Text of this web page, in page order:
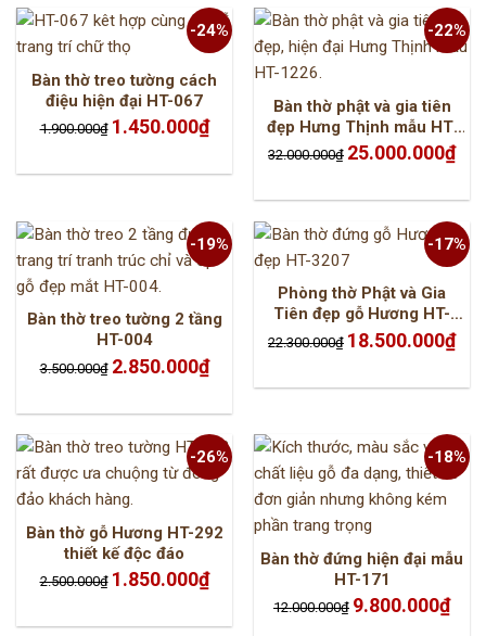
-24%
Bàn thờ treo tường cách
điệu hiện đại HT-067
1.900.000₫ Giá
gốc
1.450.000₫Giá
hiện
1.450.000₫.
-22%
Bàn thờ phật và gia tiên
đẹp Hưng Thịnh mẫu HT-
1226
32.000.000₫ Giá
gốc
25.000.000₫Giá
hiện
-19%
Bàn thờ treo tường 2 tầng
HT-004
3.500.000₫ Giá
gốc
2.850.000₫Giá
hiện
2.850.000₫.
-17%
Phòng thờ Phật và Gia
Tiên đẹp gỗ Hương HT-
3207
22.300.000₫ Giá
gốc
18.500.000₫Giá
hiện
-26%
Bàn thờ gỗ Hương HT-292
thiết kế độc đáo
2.500.000₫ Giá
gốc
1.850.000₫Giá
hiện
1.850.000₫.
-18%
Bàn thờ đứng hiện đại mẫu
HT-171
12.000.000₫ Giá
gốc
9.800.000₫Giá
hiện